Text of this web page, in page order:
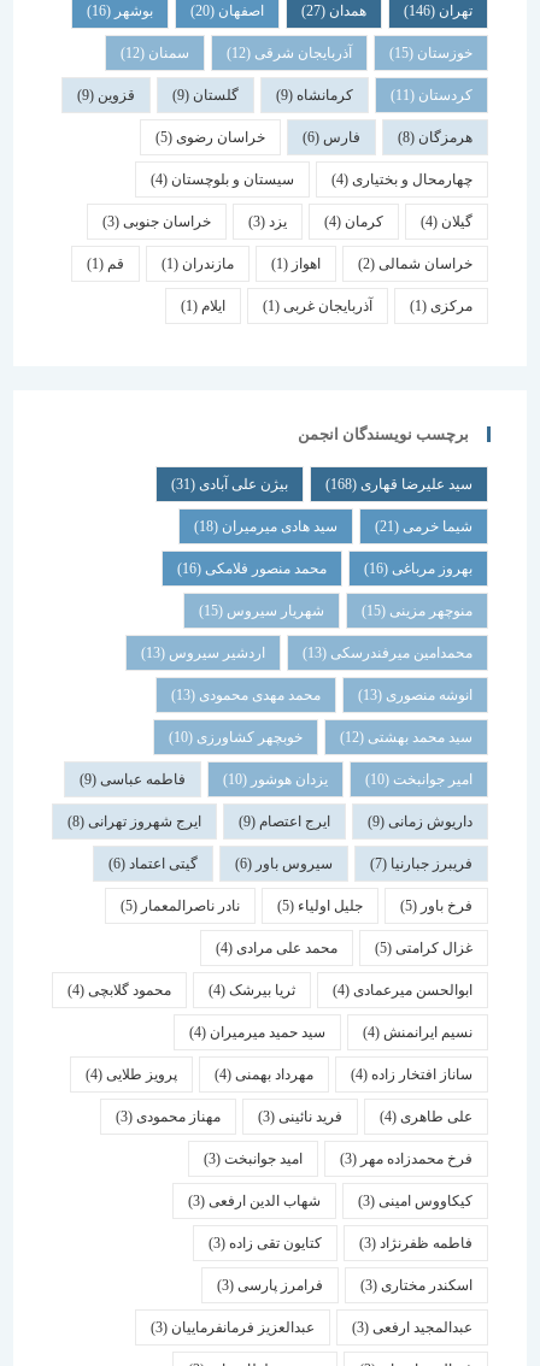
همدان اصفهان (20) بوشهر
خوزستان(15) آذربایجان شرقی(12) سمنان (12)
کردستان(11) کرمانشاه(9) گلستان (9) قزوین
هرمزگان(8) فارس خراسان رضوی(5)
چهارمحال و بختیاری (4) سیستان و بلوچستان(4)
کرمان یزد خراسان جنوبی(3)
خراسان شمالی(2) اهواز مازندران(1) قم
(1) آذربایجان غربی(1) ایلام
برچسب نویسندگان انجمن
سید علیرضا قهاری(168) بیژن علی آبادی(31)
شیما خرمی(21) سید هادی میرمیران(18)
بهروز مرباغی (16) محمد منصور فلامکی (16)
منوچهر مزینی(15) شهریار سیروس(15)
محمدامین میرفندرسکی(13) اردشیر سیروس(13)
انوشه منصوری(13) محمد مهدی محمودی(13)
سید محمد بهشتی(12) خوبچهر کشاورزی(10)
امیر جوانبخت(10) یزدان هوشور(10) فاطمه عباسی(9)
داریوش زمانی(9) ایرج اعتصام(9) ایرج شهروز تهرانی(8)
فریبرز جبارنیا(7) سیروس باور(6) گیتی اعتماد(6)
فرخ باور(5) جلیل اولیاء(5) نادر ناصرالمعمار (5)
غزال کرامتی (5) محمد علی مرادی(4)
ابوالحسن میرعمادی(4) ثریا بیرشک(4) محمود گلابچی(4)
نسیم ایرانمنش(4) سید حمید میرمیران(4)
ساناز افتخار زاده(4) مهرداد بهمنی(4) پرویز طلایی(4)
علی طاهری(4) فرید نائینی(3) مهناز محمودی(3)
فرخ محمدزاده مهر(3) امید جوانبخت(3)
کیکاووس امینی(3) شهاب الدین ارفعی(3)
فاطمه ظفرنژاد(3) کتایون تقی زاده(3)
اسكندر مختاری (3) فرامرز پارسی(3)
عبدالمجید ارفعی(3) عبدالعزیز فرمانفرماییان(3)